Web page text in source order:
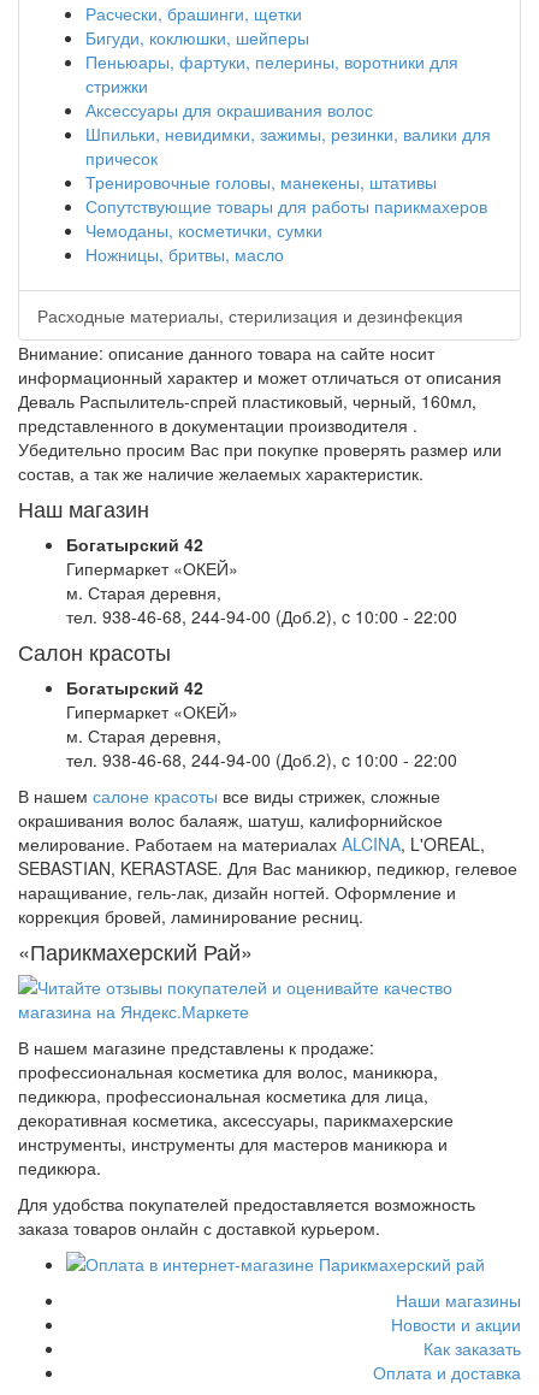
Расчески, брашинги, щетки
Бигуди, коклюшки, шейперы
Пеньюары, фартуки, пелерины, воротники для
стрижки
Аксессуары для окрашивания волос
Шпильки, невидимки, зажимы, резинки, валики для
причесок
Тренировочные головы, манекены, штативы
Сопутствующие товары для работы парикмахеров
Чемоданы, косметички, сумки
Ножницы, бритвы, масло
Расходные материалы, стерилизация и дезинфекция
Внимание: описание данного товара на сайте носит
информационный характер и может отличаться от описания
Деваль Распылитель-спрей пластиковый, черный, 160мл,
представленного в документации производителя .
Убедительно просим Вас при покупке проверять размер или
состав, а так же наличие желаемых характеристик.
Наш магазин
Богатырский 42
Гипермаркет «ОКЕЙ»
м. Старая деревня,
тел. 938-46-68, 244-94-00 (Доб.2), c 10:00 - 22:00
Салон красоты
Богатырский 42
Гипермаркет «ОКЕЙ»
м. Старая деревня,
тел. 938-46-68, 244-94-00 (Доб.2), c 10:00 - 22:00
В нашем салоне красоты все виды стрижек, сложные
окрашивания волос балаяж, шатуш, калифорнийское
мелирование. Работаем на материалах ALCINA, L'OREAL,
SEBASTIAN, KERASTASE. Для Вас маникюр, педикюр, гелевое
наращивание, гель-лак, дизайн ногтей. Оформление и
коррекция бровей, ламинирование ресниц.
«Парикмахерский Рай»
В нашем магазине представлены к продаже:
профессиональная косметика для волос, маникюра,
педикюра, профессиональная косметика для лица,
декоративная косметика, аксессуары, парикмахерские
инструменты, инструменты для мастеров маникюра и
педикюра.
Для удобства покупателей предоставляется возможность
заказа товаров онлайн с доставкой курьером.
Наши магазины
Новости и акции
Как заказать
Оплата и доставка